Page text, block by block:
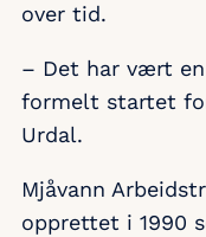
over tid.
– Det har vært en
formelt startet
Urdal.
Mjåvann
opprettet i 1990